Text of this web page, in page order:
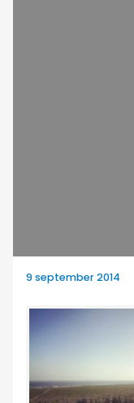
9 september 2014